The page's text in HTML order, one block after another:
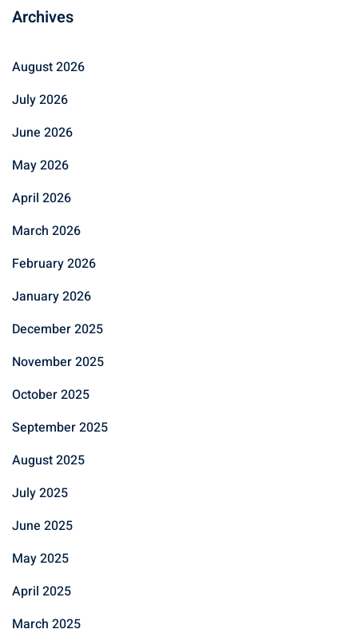
Archives
August 2026
July 2026
June 2026
May 2026
April 2026
March 2026
February 2026
January 2026
December 2025
November 2025
October 2025
September 2025
August 2025
July 2025
June 2025
May 2025
April 2025
March 2025